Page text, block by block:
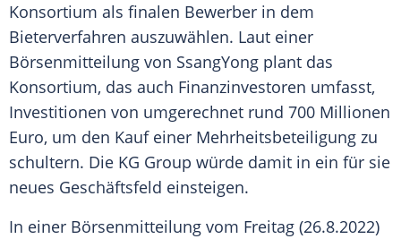
Konsortium als finalen Bewerber in dem
Bieterverfahren auszuwählen. Laut einer
Börsenmitteilung von SsangYong plant das
Konsortium, das auch Finanzinvestoren umfasst,
Investitionen von umgerechnet rund 700 Millionen
Euro, um den Kauf einer Mehrheitsbeteiligung zu
schultern. Die KG Group würde damit in ein für sie
neues Geschäftsfeld einsteigen.
In einer Börsenmitteilung vom Freitag (26.8.2022)